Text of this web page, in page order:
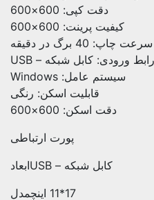
دقت کپی: 600×600
کیفیت پرینت: 600×600
سرعت چاپ: 40 برگ در دقیقه
رابط ورودی: کابل شبکه – USB
سیستم عامل: Windows
قابلیت اسکن: رنگی
دقت اسکن: 600×600
پورت ارتباطی
کابل شبکه – USBابعاد
17*11 اینچمدل